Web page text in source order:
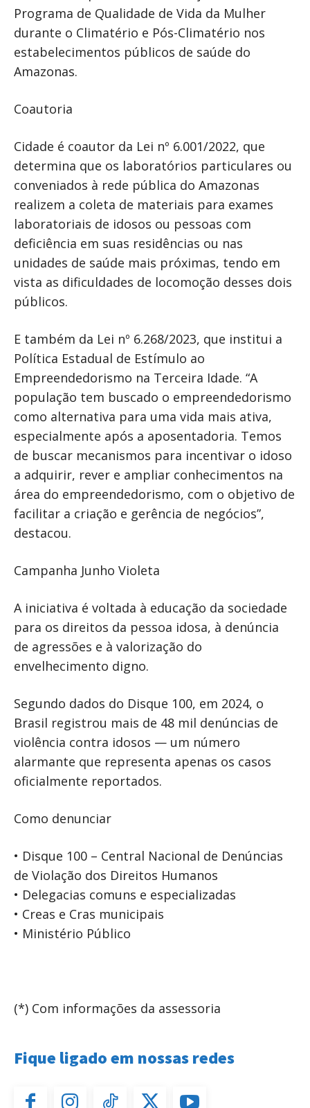
Programa de Qualidade de Vida da Mulher
durante o Climatério e Pós-Climatério nos
estabelecimentos públicos de saúde do
Amazonas.
Coautoria
Cidade é coautor da Lei nº 6.001/2022, que
determina que os laboratórios particulares ou
conveniados à rede pública do Amazonas
realizem a coleta de materiais para exames
laboratoriais de idosos ou pessoas com
deficiência em suas residências ou nas
unidades de saúde mais próximas, tendo em
vista as dificuldades de locomoção desses dois
públicos.
E também da Lei nº 6.268/2023, que institui a
Política Estadual de Estímulo ao
Empreendedorismo na Terceira Idade. “A
população tem buscado o empreendedorismo
como alternativa para uma vida mais ativa,
especialmente após a aposentadoria. Temos
de buscar mecanismos para incentivar o idoso
a adquirir, rever e ampliar conhecimentos na
área do empreendedorismo, com o objetivo de
facilitar a criação e gerência de negócios”,
destacou.
Campanha Junho Violeta
A iniciativa é voltada à educação da sociedade
para os direitos da pessoa idosa, à denúncia
de agressões e à valorização do
envelhecimento digno.
Segundo dados do Disque 100, em 2024, o
Brasil registrou mais de 48 mil denúncias de
violência contra idosos — um número
alarmante que representa apenas os casos
oficialmente reportados.
Como denunciar
• Disque 100 – Central Nacional de Denúncias
de Violação dos Direitos Humanos
• Delegacias comuns e especializadas
• Creas e Cras municipais
• Ministério Público
(*) Com informações da assessoria
Fique ligado em nossas redes